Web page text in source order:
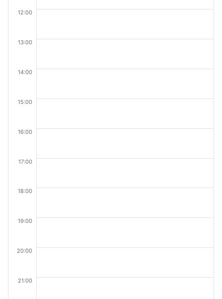
12:00
13:00
14:00
15:00
16:00
17:00
18:00
19:00
20:00
21:00